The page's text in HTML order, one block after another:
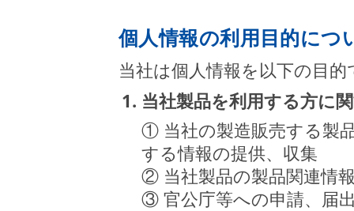
個人情報の利用目的につ
当社は個人情報を以下の目
1. 当社製品を利用する方に
① 当社の製造販売する製
する情報の提供、収集
② 当社製品の製品関連情
③ 官公庁等への申請、届